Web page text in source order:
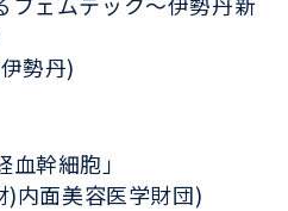
勢丹)
幹細胞」
面美容医学財団)